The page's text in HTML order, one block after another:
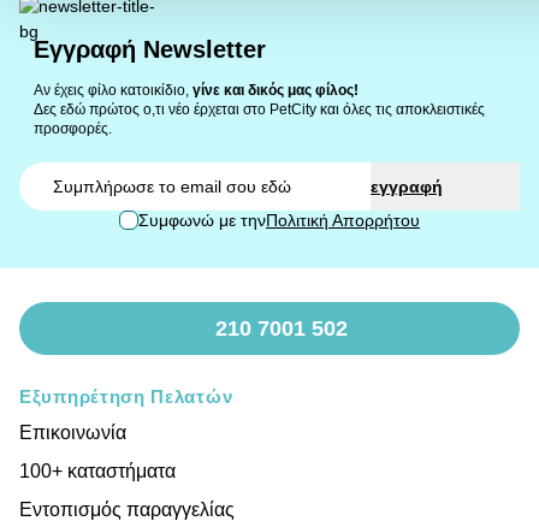
Εγγραφή Newsletter
Αν έχεις φίλο κατοικίδιο, γίνε και δικός μας φίλος!
Δες εδώ πρώτος ο,τι νέο έρχεται στο PetCity και όλες τις αποκλειστικές
προσφορές.
εγγραφή
Συμφωνώ με τηνΠολιτική Απορρήτου
210 7001 502
Εξυπηρέτηση Πελατών
Επικοινωνία
100+ καταστήματα
Εντοπισμός παραγγελίας